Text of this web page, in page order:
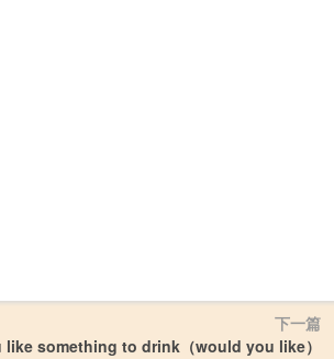
下一篇
something to drink（would you like）